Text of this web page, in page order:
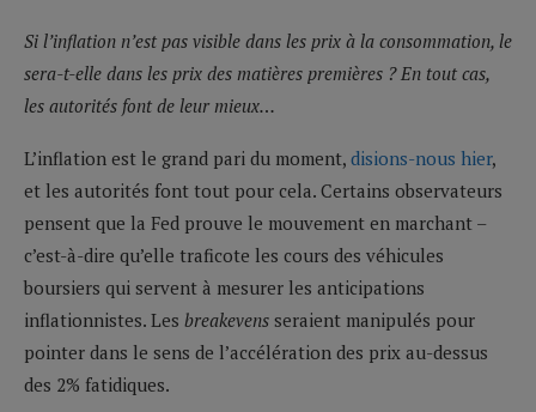
Si l’inflation n’est pas visible dans les prix à la consommation, le
sera-t-elle dans les prix des matières premières ? En tout cas,
les autorités font de leur mieux…
L’inflation est le grand pari du moment, disions-nous hier,
et les autorités font tout pour cela. Certains observateurs
pensent que la Fed prouve le mouvement en marchant –
c’est-à-dire qu’elle traficote les cours des véhicules
boursiers qui servent à mesurer les anticipations
inflationnistes. Les breakevens seraient manipulés pour
pointer dans le sens de l’accélération des prix au-dessus
des 2% fatidiques.